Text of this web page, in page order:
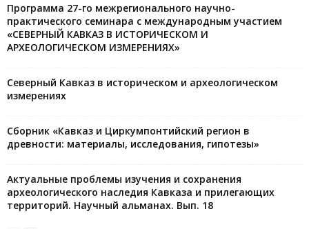
Программа 27-го межрегионального научно-
практического семинара с международным участием
«СЕВЕРНЫЙ КАВКАЗ В ИСТОРИЧЕСКОМ И
АРХЕОЛОГИЧЕСКОМ ИЗМЕРЕНИЯХ»
Северный Кавказ в историческом и археологическом
измерениях
Сборник «Кавказ и Циркумпонтийский регион в
древности: материалы, исследования, гипотезы»
Актуальные проблемы изучения и сохранения
археологического наследия Кавказа и прилегающих
территорий. Научный альманах. Вып. 18